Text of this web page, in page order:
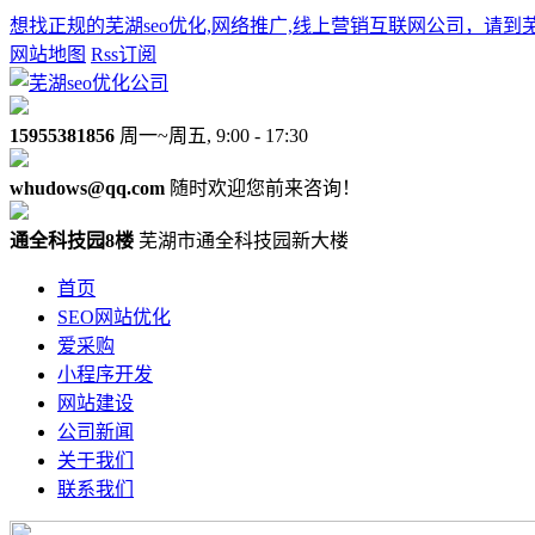
想找正规的芜湖seo优化,网络推广,线上营销互联网公司，请到
网站地图 Rss订阅
15955381856 周一~周五, 9:00 - 17:30
whudows@qq.com 随时欢迎您前来咨询！
通全科技园8楼 芜湖市通全科技园新大楼
首页
SEO网站优化
爱采购
小程序开发
网站建设
公司新闻
关于我们
联系我们